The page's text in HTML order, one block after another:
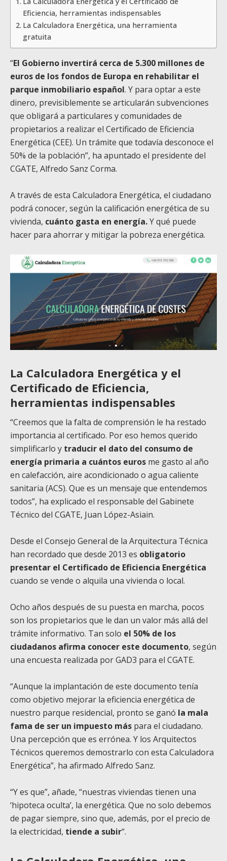
Eficiencia, herramientas indispensables
La Calculadora Energética, una herramienta
gratuita
“El Gobierno invertirá cerca de 5.300 millones de
euros de los fondos de Europa en rehabilitar el
parque inmobiliario español. Y para optar a este
dinero, previsiblemente se articularán subvenciones
que obligará a particulares y comunidades de
propietarios a realizar el Certificado de Eficiencia
Energética (CEE). Un trámite que todavía desconoce el
50% de la población”, ha apuntado el presidente del
CGATE, Alfredo Sanz Corma.
A través de esta Calculadora Energética, el ciudadano
podrá conocer, según la calificación energética de su
vivienda, cuánto gasta en energía.Y qué puede
hacer para ahorrar y mitigar la pobreza energética.
La Calculadora Energética y el
Certificado de Eficiencia,
herramientas indispensables
“Creemos que la falta de comprensión le ha restado
importancia al certificado. Por eso hemos querido
simplificarlo y traducir el dato del consumo de
energía primaria a cuántos euros me gasto al año
en calefacción, aire acondicionado o agua caliente
sanitaria (ACS). Que es un mensaje que entendemos
todos”, ha explicado el responsable del Gabinete
Técnico del CGATE, Juan López-Asiain.
Desde el Consejo General de la Arquitectura Técnica
han recordado que desde 2013 es obligatorio
presentar el Certificado de Eficiencia Energética
cuando se vende o alquila una vivienda o local.
Ocho años después de su puesta en marcha, pocos
son los propietarios que le dan un valor más allá del
trámite informativo. Tan solo el 50% de los
ciudadanos afirma conocer este documento, según
una encuesta realizada por GAD3 para el CGATE.
“Aunque la implantación de este documento tenía
como objetivo mejorar la eficiencia energética de
nuestro parque residencial, pronto se ganó la mala
fama de ser un impuesto más para el ciudadano.
Una percepción que es errónea. Y los Arquitectos
Técnicos queremos demostrarlo con esta Calculadora
Energética”, ha afirmado Alfredo Sanz.
“Y es que”, añade, “nuestras viviendas tienen una
‘hipoteca oculta’, la energética. Que no solo debemos
de pagar siempre, sino que, además, por el precio de
la electricidad, tiende a subir“.